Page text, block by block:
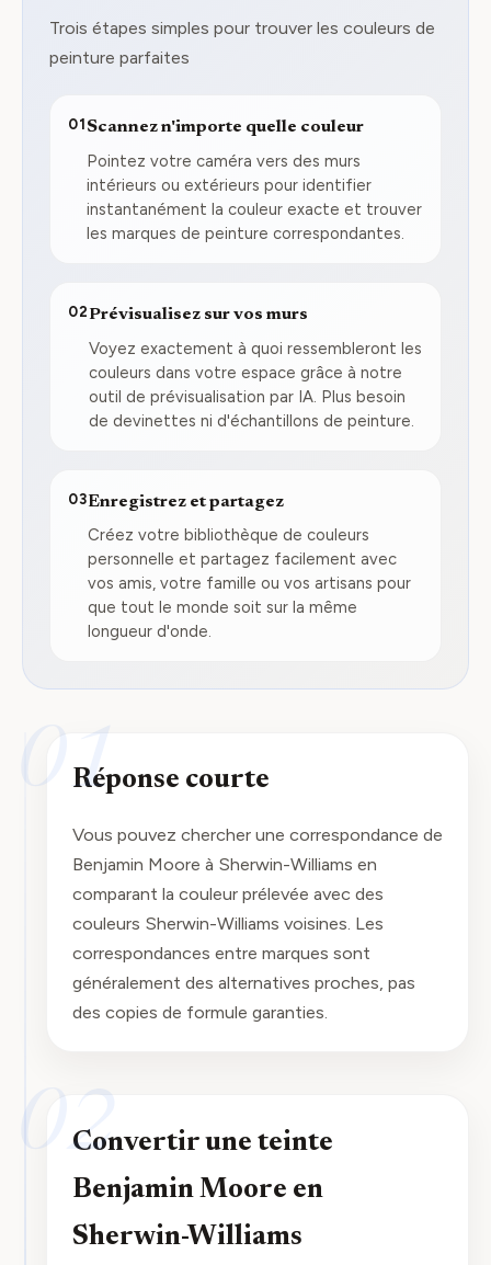
Trois étapes simples pour trouver les couleurs de
peinture parfaites
01 Scannez n'importe quelle couleur
Pointez votre caméra vers des murs
intérieurs ou extérieurs pour identifier
instantanément la couleur exacte et trouver
les marques de peinture correspondantes.
02 Prévisualisez sur vos murs
Voyez exactement à quoi ressembleront les
couleurs dans votre espace grâce à notre
outil de prévisualisation par IA. Plus besoin
de devinettes ni d'échantillons de peinture.
03Enregistrez et partagez
Créez votre bibliothèque de couleurs
personnelle et partagez facilement avec
vos amis, votre famille ou vos artisans pour
que tout le monde soit sur la même
longueur d'onde.
01
Réponse courte
Vous pouvez chercher une correspondance de
Benjamin Moore à Sherwin-Williams en
comparant la couleur prélevée avec des
couleurs Sherwin-Williams voisines. Les
correspondances entre marques sont
généralement des alternatives proches, pas
des copies de formule garanties.
02
Convertir une teinte
Benjamin Moore en
Sherwin-Williams